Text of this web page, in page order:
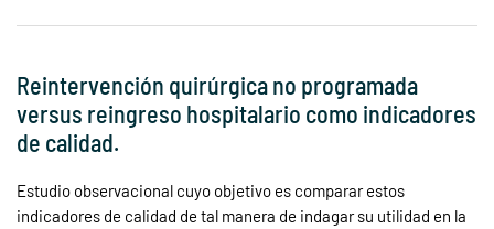
Reintervención quirúrgica no programada
versus reingreso hospitalario como indicadores
de calidad.
Estudio observacional cuyo objetivo es comparar estos
indicadores de calidad de tal manera de indagar su utilidad en la